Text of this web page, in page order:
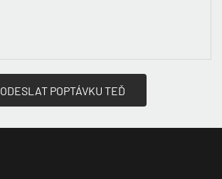
ODESLAT POPTÁVKU TEĎ